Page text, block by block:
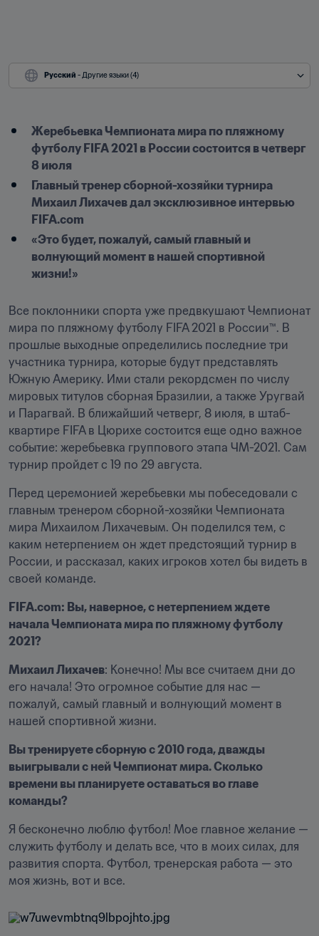
Русский - Другие языки (4)
Жеребьевка Чемпионата мира по пляжному
футболу FIFA 2021 в России состоится в четверг
8 июля
Главный тренер сборной-хозяйки турнира
Михаил Лихачев дал эксклюзивное интервью
FIFA.com
«Это будет, пожалуй, самый главный и
волнующий момент в нашей спортивной
жизни!»
Все поклонники спорта уже предвкушают Чемпионат
мира по пляжному футболу FIFA 2021 в России™. В
прошлые выходные определились последние три
участника турнира, которые будут представлять
Южную Америку. Ими стали рекордсмен по числу
мировых титулов сборная Бразилии, а также Уругвай
и Парагвай. В ближайший четверг, 8 июля, в штаб-
квартире FIFA в Цюрихе состоится еще одно важное
событие: жеребьевка группового этапа ЧМ-2021. Сам
турнир пройдет с 19 по 29 августа.
Перед церемонией жеребьевки мы побеседовали с
главным тренером сборной-хозяйки Чемпионата
мира Михаилом Лихачевым. Он поделился тем, с
каким нетерпением он ждет предстоящий турнир в
России, и рассказал, каких игроков хотел бы видеть в
своей команде.
FIFA.com: Вы, наверное, с нетерпением ждете
начала Чемпионата мира по пляжному футболу
2021?
Михаил Лихачев: Конечно! Мы все считаем дни до
его начала! Это огромное событие для нас —
пожалуй, самый главный и волнующий момент в
нашей спортивной жизни.
Вы тренируете сборную с 2010 года, дважды
выигрывали с ней Чемпионат мира. Сколько
времени вы планируете оставаться во главе
команды?
Я бесконечно люблю футбол! Мое главное желание —
служить футболу и делать все, что в моих силах, для
развития спорта. Футбол, тренерская работа — это
моя жизнь, вот и все.